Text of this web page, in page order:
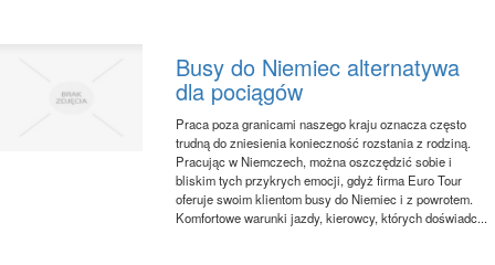
Busy do Niemiec alternatywa
dla pociągów
Praca poza granicami naszego kraju oznacza często
trudną do zniesienia konieczność rozstania z rodziną.
Pracując w Niemczech, można oszczędzić sobie i
bliskim tych przykrych emocji, gdyż firma Euro Tour
oferuje swoim klientom busy do Niemiec i z powrotem.
Komfortowe warunki jazdy, kierowcy, których doświadc...